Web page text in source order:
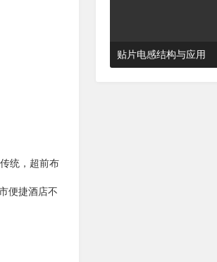
统，超前布
便捷酒店不
贴片电感结构与应用